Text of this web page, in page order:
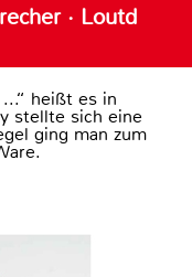
· Loutd
heißt es in
stellte sich eine
ging man zum